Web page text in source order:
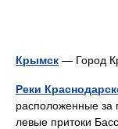
Крымск — Город
Реки
расположенные за
левые притоки